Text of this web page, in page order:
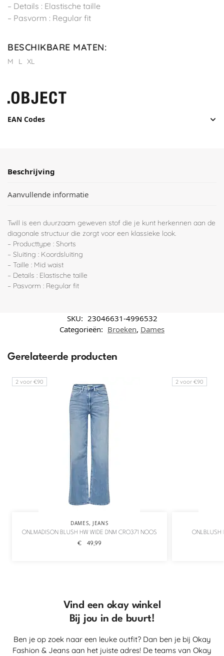
– Details : Elastische taille
– Pasvorm : Regular fit
BESCHIKBARE MATEN:
M L XL
EAN Codes
Beschrijving
Aanvullende informatie
Twill is een duurzaam geweven stof die je kunt herkennen aan de
diagonale structuur die zorgt voor een klassieke look.
– Producttype : Shorts
– Sluiting : Koordsluiting
– Taille : Mid waist
– Details : Elastische taille
– Pasvorm : Regular fit
SKU: 23046631-4996532
Categorieën: Broeken, Dames
Gerelateerde producten
2 voor €90
DAMES, JEANS
ONLMADISON BLUSH HW WIDE DNM CRO371 NOOS
€ 49,99
2 voor €90
ONLBLUSH
Vind een okay winkel
Bij jou in de buurt!
Ben je op zoek naar een leuke outfit? Dan ben je bij Okay
Fashion & Jeans aan het juiste adres! De teams van Okay